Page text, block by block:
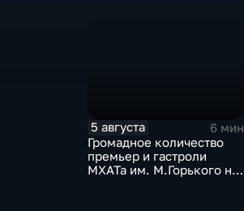
5 августа
6 мин
Громадное количество
премьер и гастроли
МХАТа им. М.Горького на